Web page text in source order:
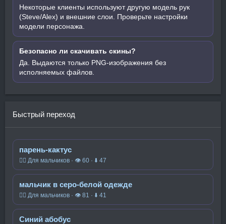
Некоторые клиенты используют другую модель рук
(Steve/Alex) и внешние слои. Проверьте настройки
модели персонажа.
Безопасно ли скачивать скины?
Да. Выдаются только PNG-изображения без
исполняемых файлов.
Быстрый переход
парень-кактус
🧍‍♂️ Для мальчиков · 👁 60 · ⬇ 47
мальчик в серо-белой одежде
🧍‍♂️ Для мальчиков · 👁 81 · ⬇ 41
Синий абобус